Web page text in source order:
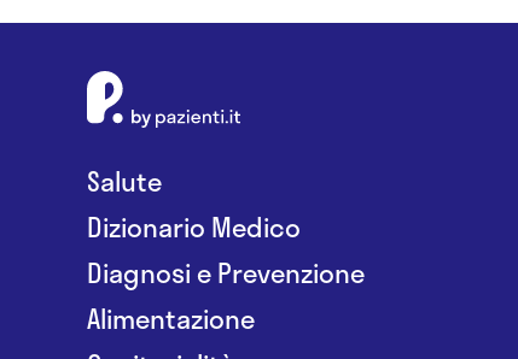
Salute
Dizionario Medico
Diagnosi e Prevenzione
Alimentazione